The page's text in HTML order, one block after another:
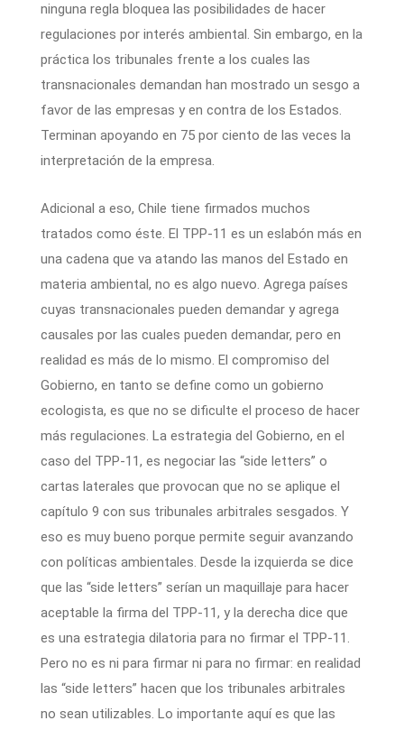
ninguna regla bloquea las posibilidades de hacer
regulaciones por interés ambiental. Sin embargo, en la
práctica los tribunales frente a los cuales las
transnacionales demandan han mostrado un sesgo a
favor de las empresas y en contra de los Estados.
Terminan apoyando en 75 por ciento de las veces la
interpretación de la empresa.
Adicional a eso, Chile tiene firmados muchos
tratados como éste. El TPP-11 es un eslabón más en
una cadena que va atando las manos del Estado en
materia ambiental, no es algo nuevo. Agrega países
cuyas transnacionales pueden demandar y agrega
causales por las cuales pueden demandar, pero en
realidad es más de lo mismo. El compromiso del
Gobierno, en tanto se define como un gobierno
ecologista, es que no se dificulte el proceso de hacer
más regulaciones. La estrategia del Gobierno, en el
caso del TPP-11, es negociar las “side letters” o
cartas laterales que provocan que no se aplique el
capítulo 9 con sus tribunales arbitrales sesgados. Y
eso es muy bueno porque permite seguir avanzando
con políticas ambientales. Desde la izquierda se dice
que las “side letters” serían un maquillaje para hacer
aceptable la firma del TPP-11, y la derecha dice que
es una estrategia dilatoria para no firmar el TPP-11.
Pero no es ni para firmar ni para no firmar: en realidad
las “side letters” hacen que los tribunales arbitrales
no sean utilizables. Lo importante aquí es que las